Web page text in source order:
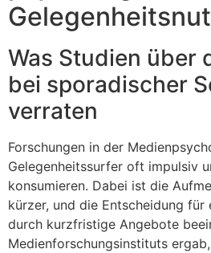
Was Studien über
bei sporadischer
verraten
Forschungen in der
Gelegenheitssurfer oft impulsiv
konsumieren. Dabei ist die
kürzer, und die Entscheidung für
durch kurzfristige Angebote
Medienforschungsinstituts